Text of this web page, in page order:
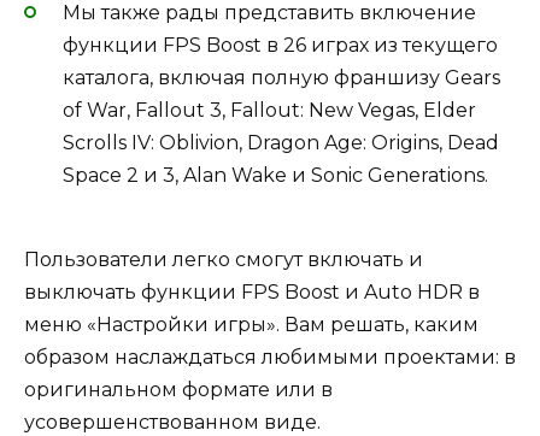
Мы также рады представить включение
функции FPS Boost в 26 играх из текущего
каталога, включая полную франшизу Gears
of War, Fallout 3, Fallout: New Vegas, Elder
Scrolls IV: Oblivion, Dragon Age: Origins, Dead
Space 2 и 3, Alan Wake и Sonic Generations.
Пользователи легко смогут включать и
выключать функции FPS Boost и Auto HDR в
меню «Настройки игры». Вам решать, каким
образом наслаждаться любимыми проектами: в
оригинальном формате или в
усовершенствованном виде.